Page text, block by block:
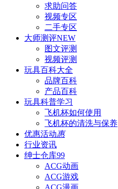
求助问答
视频专区
二手专区
大师测评NEW
图文评测
视频评测
玩具百科大全
品牌百科
产品百科
玩具科普学习
飞机杯如何使用
飞机杯的清洗与保养
优惠活动惠
行业资讯
绅士仓库99
ACG动画
ACG游戏
ACG漫画